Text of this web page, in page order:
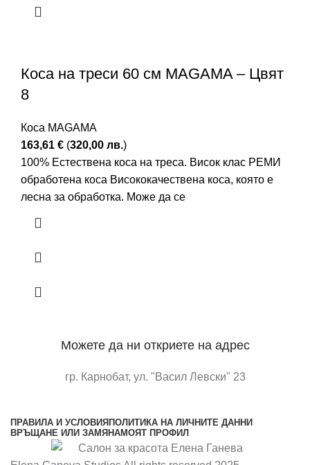
Коса на треси 60 см MAGAMA – Цвят
8
Коса MAGAMA
163,61 € (320,00 лв.)
100% Естествена коса на треса. Висок клас РЕМИ
обработена коса Висококачествена коса, която е
лесна за обработка. Може да се
Можете да ни откриете на адрес
гр. Карнобат, ул. "Васил Левски" 23
ПРАВИЛА И УСЛОВИЯ ПОЛИТИКА НА ЛИЧНИТЕ ДАННИ
ВРЪЩАНЕ ИЛИ ЗАМЯНАМОЯТ ПРОФИЛ